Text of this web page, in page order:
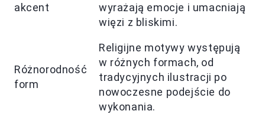
akcent
wyrażają emocje i umacniają
więzi z bliskimi.
Różnorodność
form
Religijne motywy występują
w różnych formach, od
tradycyjnych ilustracji po
nowoczesne podejście do
wykonania.